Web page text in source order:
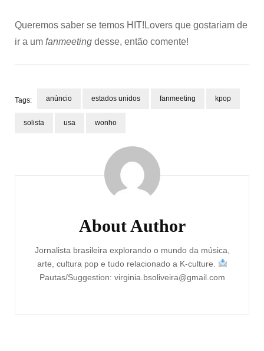
Queremos saber se temos HIT!Lovers que gostariam de
ir a um fanmeeting desse, então comente!
Tags: anúncio estados unidos fanmeeting kpop
solista usa wonho
About Author
Jornalista brasileira explorando o mundo da música,
arte, cultura pop e tudo relacionado a K-culture.
Pautas/Suggestion: virginia.bsoliveira@gmail.com